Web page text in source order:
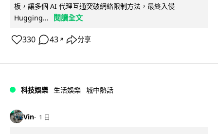
板，讓多個 AI 代理互通突破網絡限制方法，最終入侵
Hugging...
閱讀全文
330 43 ↗ 分享
科技娛樂 生活娛樂 城中熱話
Vin 1 日